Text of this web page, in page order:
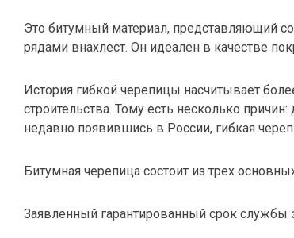
Это битумный материал, представляющий
рядами внахлест. Он идеален в качестве
История гибкой черепицы насчитывает
строительства. Тому есть несколько
недавно появившись в России, гибкая
Битумная черепица состоит из трех
Заявленный гарантированный срок службы